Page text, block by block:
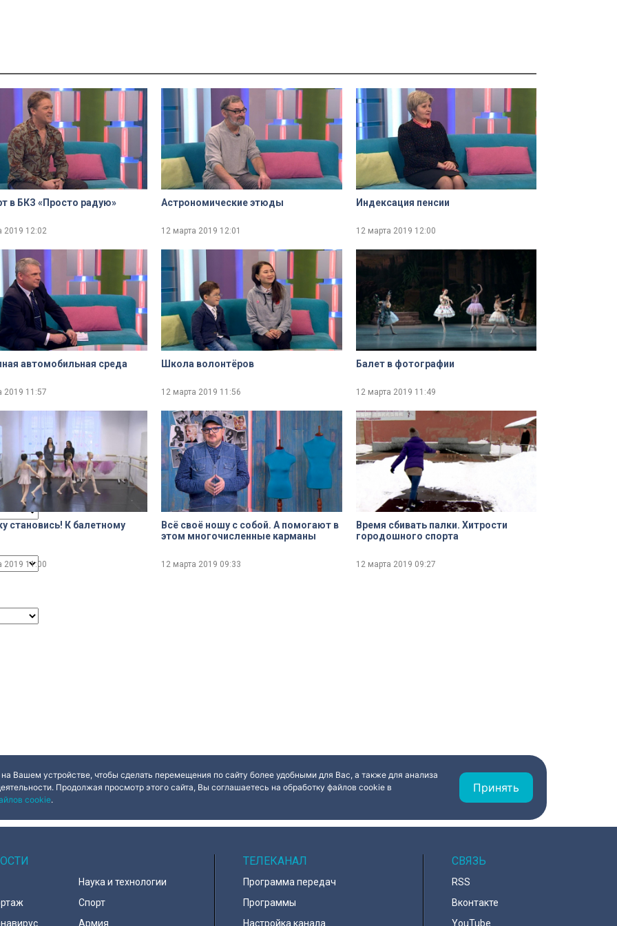
and close the window.
Done
в БКЗ «Просто радую»
2019 12:02
Астрономические этюды
12 марта 2019 12:01
Индексация пенсии
12 марта 2019 12:00
автомобильная среда
2019 11:57
Школа волонтёров
12 марта 2019 11:56
Балет в фотографии
12 марта 2019 11:49
становись! К балетному
2019 11:00
Всё своё ношу с собой. А помогают в
этом многочисленные карманы
12 марта 2019 09:33
Время сбивать палки. Хитрости
городошного спорта
12 марта 2019 09:27
Вашем устройстве, чтобы сделать перемещения по сайту более удобными для Вас, а также для анализа
Продолжая просмотр этого сайта, Вы соглашаетесь на обработку файлов cookie в
cookie.
Принять
Наука и технологии
Спорт
Армия
ТЕЛЕКАНАЛ
Программа передач
Программы
Настройка канала
СВЯЗЬ
RSS
Вконтакте
YouTube